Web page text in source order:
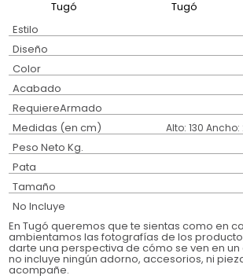
Estilo
Diseño
Color
Acabado
RequiereArmado
Medidas (en cm) Alto: 130
Peso Neto Kg.
Pata
Tamaño
No Incluye
En Tugó queremos que te sientas como en
ambientamos las fotografías de los
darte una perspectiva de cómo se ven en
no incluye ningún adorno, accesorios, ni
acompañe.